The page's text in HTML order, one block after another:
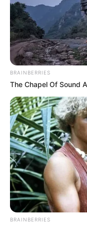
BRAINBERRIES
The Chapel Of Sound
BRAINBERRIES